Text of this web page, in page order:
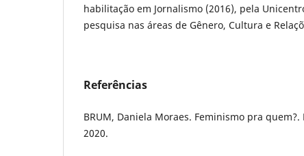
habilitação em Jornalismo (2016), pela
pesquisa nas áreas de Gênero, Cultura e
Referências
BRUM, Daniela Moraes. Feminismo pra
2020.